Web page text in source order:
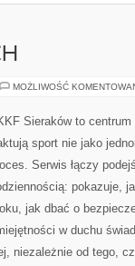
MOŻLIWOŚĆ
Sieraków to
sport nie jako
Serwis łączy
pokazuje,
jak dbać o
w duchu
niezależnie od tego,